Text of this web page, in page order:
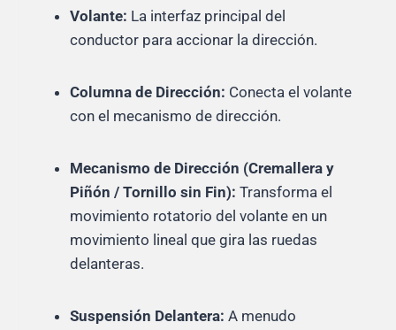
Volante: La interfaz principal del
conductor para accionar la dirección.
Columna de Dirección: Conecta el volante
con el mecanismo de dirección.
Mecanismo de Dirección (Cremallera y
Piñón / Tornillo sin Fin): Transforma el
movimiento rotatorio del volante en un
movimiento lineal que gira las ruedas
delanteras.
Suspensión Delantera: A menudo